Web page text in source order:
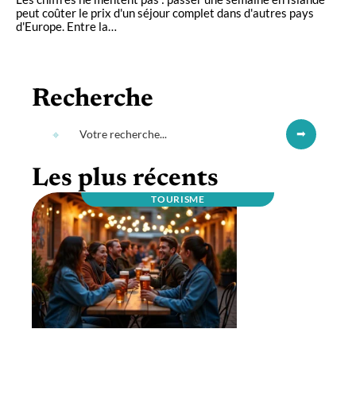
peut coûter le prix d'un séjour complet dans d'autres pays
d'Europe. Entre la
Recherche
Les plus récents
TOURISME